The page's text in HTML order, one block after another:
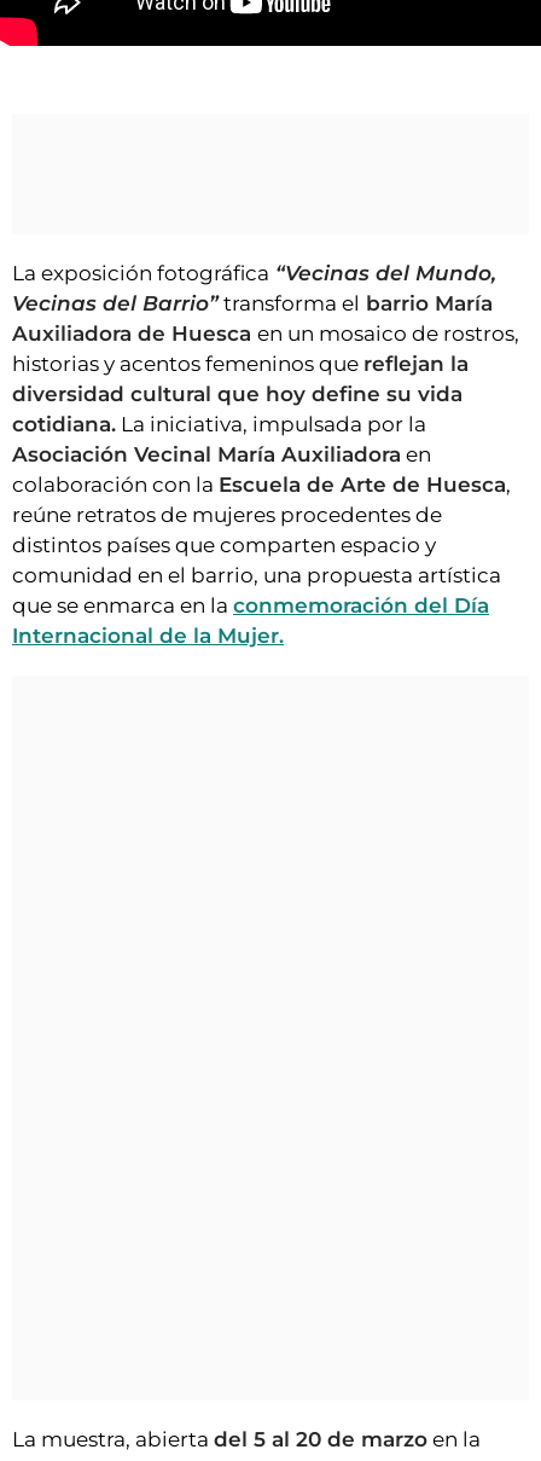
CARTELERA
INICIAR SESIÓN
La exposición fotográfica “Vecinas del Mundo,
Vecinas del Barrio”transforma el barrio María
Auxiliadora de Huesca en un mosaico de rostros,
historias y acentos femeninos que reflejan la
diversidad cultural que hoy define su vida
cotidiana. La iniciativa, impulsada por la
Asociación Vecinal María Auxiliadora en
colaboración con la Escuela de Arte de Huesca,
reúne retratos de mujeres procedentes de
distintos países que comparten espacio y
comunidad en el barrio, una propuesta artística
que se enmarca en la conmemoración del Día
Internacional de la Mujer.
La muestra, abierta del 5 al 20 de marzo en la